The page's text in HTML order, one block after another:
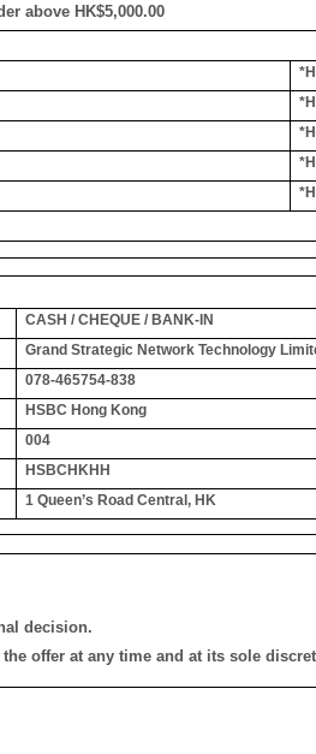
above HK$5,000.00
CASH / CHEQUE / BANK-IN
Grand Strategic Network Technology
078-465754-838
HSBC Hong Kong
004
HSBCHKHH
1 Queen’s Road Central, HK
decision.
offer at any time and at its sole